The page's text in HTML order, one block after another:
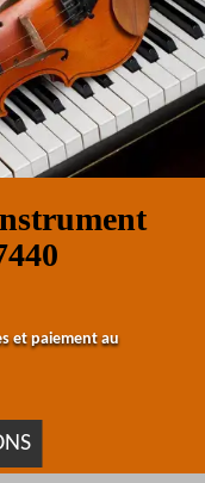
et paiement au